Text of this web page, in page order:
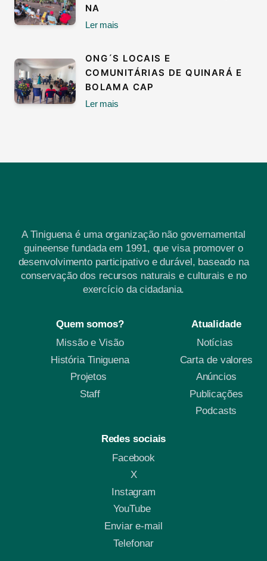
NA
Ler mais
ONG´S LOCAIS E
COMUNITÁRIAS DE QUINARÁ E
BOLAMA CAP
Ler mais
A Tiniguena é uma organização não governamental
guineense fundada em 1991, que visa promover o
desenvolvimento participativo e durável, baseado na
conservação dos recursos naturais e culturais e no
exercício da cidadania.
Quem somos?
Missão e Visão
História Tiniguena
Projetos
Staff
Atualidade
Notícias
Carta de valores
Anúncios
Publicações
Podcasts
Redes sociais
Facebook
X
Instagram
YouTube
Enviar e-mail
Telefonar